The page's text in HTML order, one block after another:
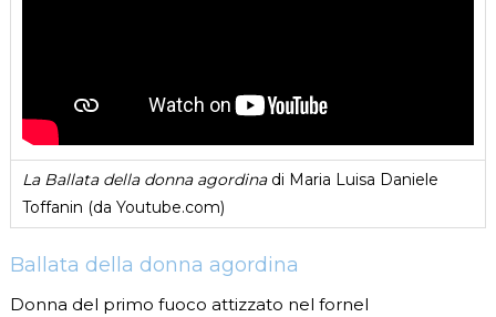
La Ballata della donna agordinadi Maria Luisa Daniele
Toffanin (da Youtube.com)
Ballata della donna agordina
Donna del primo fuoco attizzato nel fornel